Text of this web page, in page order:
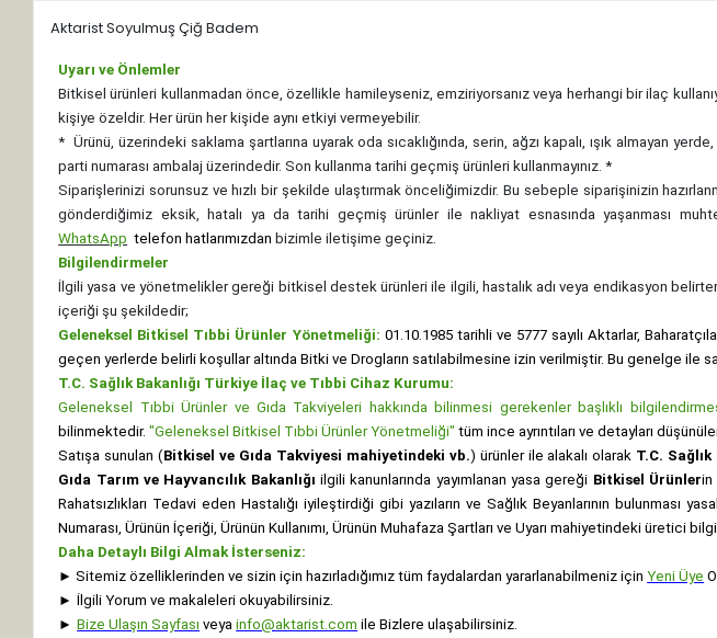
Aktarist Soyulmuş Çiğ Badem
Uyarı ve Önlemler
Bitkisel ürünleri kullanmadan önce, özellikle hamileyseniz, emziriyorsanız veya herhangi bir ilaç
kişiye özeldir. Her ürün her kişide aynı etkiyi vermeyebilir.
* Ürünü, üzerindeki saklama şartlarına uyarak oda sıcaklığında, serin, ağzı kapalı, ışık almayan
parti numarası ambalaj üzerindedir. Son kullanma tarihi geçmiş ürünleri kullanmayınız. *
Siparişlerinizi sorunsuz ve hızlı bir şekilde ulaştırmak önceliğimizdir. Bu sebeple siparişinizin
gönderdiğimiz eksik, hatalı ya da tarihi geçmiş ürünler ile nakliyat esnasında yaşanması
WhatsApp telefon hatlarımızdan bizimle iletişime geçiniz.
Bilgilendirmeler
İlgili yasa ve yönetmelikler gereği bitkisel destek ürünleri ile ilgili, hastalık adı veya endikasyon
içeriği şu şekildedir;
Geleneksel Bitkisel Tıbbi Ürünler Yönetmeliği: 01.10.1985 tarihli ve 5777 sayılı Aktarlar,
geçen yerlerde belirli koşullar altında Bitki ve Drogların satılabilmesine izin verilmiştir. Bu genelge ile
T.C. Sağlık Bakanlığı Türkiye İlaç ve Tıbbi Cihaz Kurumu:
Geleneksel Tıbbi Ürünler ve Gıda Takviyeleri hakkında bilinmesi gerekenler başlıklı
bilinmektedir."Geleneksel Bitkisel Tıbbi Ürünler Yönetmeliği" tüm ince ayrıntıları ve detayları
Satışa sunulan (Bitkisel ve Gıda Takviyesi mahiyetindeki vb.) ürünler ile alakalı olarak T.C.
Gıda Tarım ve Hayvancılık Bakanlığı ilgili kanunlarında yayımlanan yasa gereği Bitkisel Ürünlerin
Rahatsızlıkları Tedavi eden Hastalığı iyileştirdiği gibi yazıların ve Sağlık Beyanlarının bulunması
Numarası, Ürünün İçeriği, Ürünün Kullanımı, Ürünün Muhafaza Şartları ve Uyarı mahiyetindeki üretici
Daha Detaylı Bilgi Almak İsterseniz:
► Sitemiz özelliklerinden ve sizin için hazırladığımız tüm faydalardan yararlanabilmeniz içinYeni Üye
► İlgili Yorum ve makaleleri okuyabilirsiniz.
► Bize Ulaşın Sayfası veya info@aktarist.com ile Bizlere ulaşabilirsiniz.